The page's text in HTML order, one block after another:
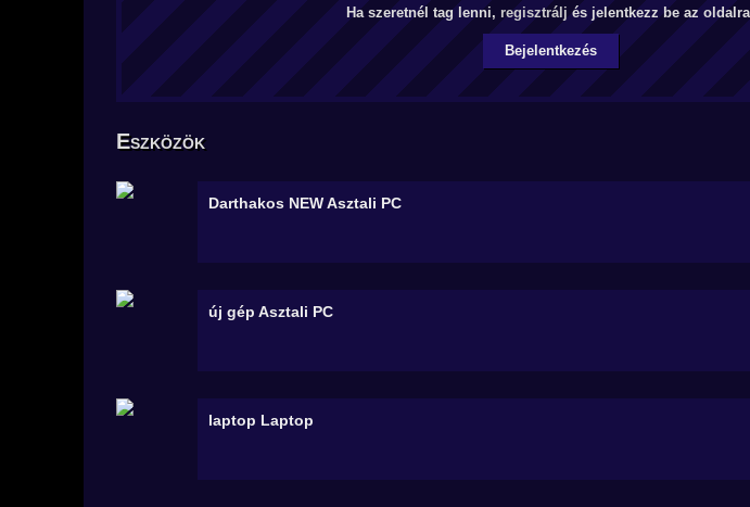
Ha szeretnél tag lenni, regisztrálj és jelentkezz be az
Bejelentkezés
Eszközök
Darthakos NEWAsztali PC
új gép Asztali PC
laptop Laptop